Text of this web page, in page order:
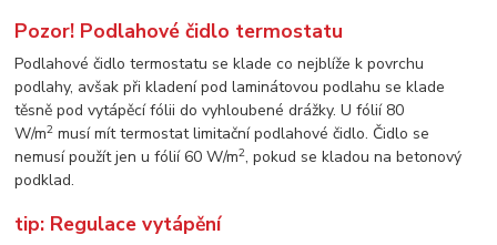
Pozor! Podlahové čidlo termostatu
Podlahové čidlo termostatu se klade co nejblíže k povrchu
podlahy, avšak při kladení pod laminátovou podlahu se klade
těsně pod vytápěcí fólii do vyhloubené drážky. U fólií 80
W/m2 musí mít termostat limitační podlahové čidlo. Čidlo se
nemusí použít jen u fólií 60 W/m2, pokud se kladou na betonový
podklad.
tip: Regulace vytápění